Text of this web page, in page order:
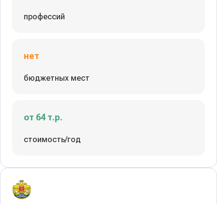
профессий
нет
бюджетных мест
от 64 т.р.
стоимость/год